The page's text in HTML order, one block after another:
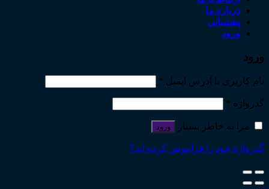
درباره ما
پشتیبانی
ورود
ورود
نام کاربری یا آدرس ایمیل *
گذرواژه *
مرا به خاطر بسپار ورود
گذرواژه خود را فراموش کرده اید؟